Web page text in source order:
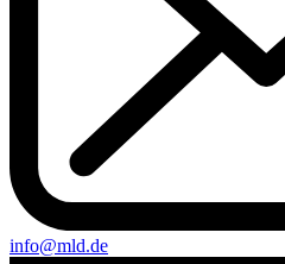
info@mld.de